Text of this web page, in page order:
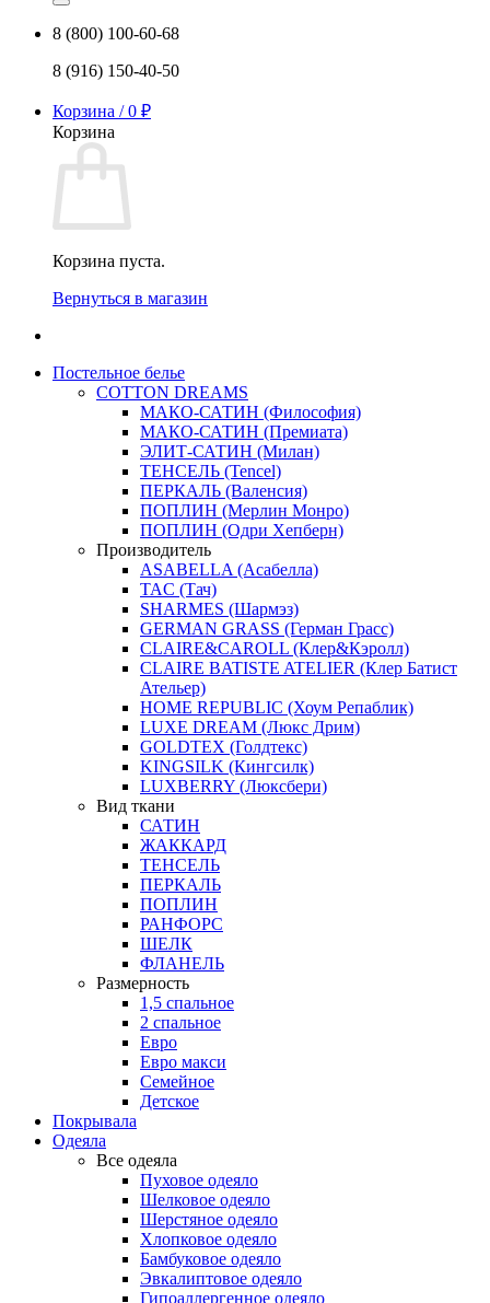
8 (800) 100-60-68
8 (916) 150-40-50
Корзина /0 ₽
Корзина
Корзина пуста.
Вернуться в магазин
Постельное белье
COTTON DREAMS
МАКО-САТИН (Философия)
МАКО-САТИН (Премиата)
ЭЛИТ-САТИН (Милан)
ТЕНСЕЛЬ (Tencel)
ПЕРКАЛЬ (Валенсия)
ПОПЛИН (Мерлин Монро)
ПОПЛИН (Одри Хепберн)
Производитель
ASABELLA (Асабелла)
TAC (Тач)
SHARMES (Шармэз)
GERMAN GRASS (Герман Грасс)
CLAIRE&CAROLL (Клер&Кэролл)
CLAIRE BATISTE ATELIER (Клер Батист
Ательер)
HOME REPUBLIC (Хоум Репаблик)
LUXE DREAM (Люкс Дрим)
GOLDTEX (Голдтекс)
KINGSILK (Кингсилк)
LUXBERRY (Люксбери)
Вид ткани
САТИН
ЖАККАРД
ТЕНСЕЛЬ
ПЕРКАЛЬ
ПОПЛИН
РАНФОРС
ШЕЛК
ФЛАНЕЛЬ
Размерность
1,5 спальное
2 спальное
Евро
Евро макси
Семейное
Детское
Покрывала
Одеяла
Все одеяла
Пуховое одеяло
Шелковое одеяло
Шерстяное одеяло
Хлопковое одеяло
Бамбуковое одеяло
Эвкалиптовое одеяло
Гипоаллергенное одеяло